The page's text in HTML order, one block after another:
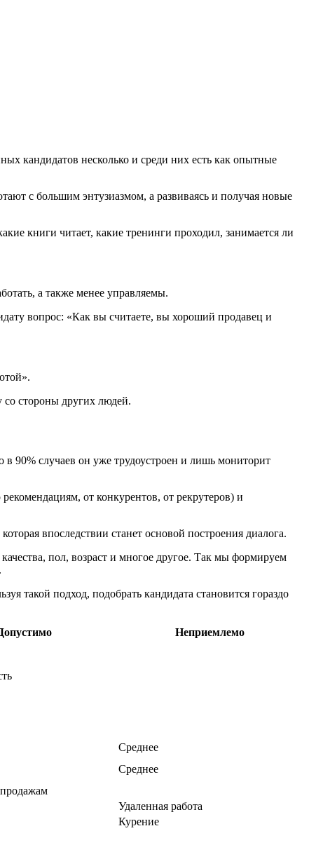
кандидатов несколько и среди них есть как опытные
с большим энтузиазмом, а развиваясь и получая новые
книги читает, какие тренинги проходил, занимается ли
а также менее управляемы.
вопрос: «Как вы считаете, вы хороший продавец и
стороны других людей.
90% случаев он уже трудоустроен и лишь мониторит
от конкурентов, от рекрутеров) и
впоследствии станет основой построения диалога.
пол, возраст и многое другое. Так мы формируем
такой подход, подобрать кандидата становится гораздо
Неприемлемо
Среднее
Среднее
Удаленная работа
Курение